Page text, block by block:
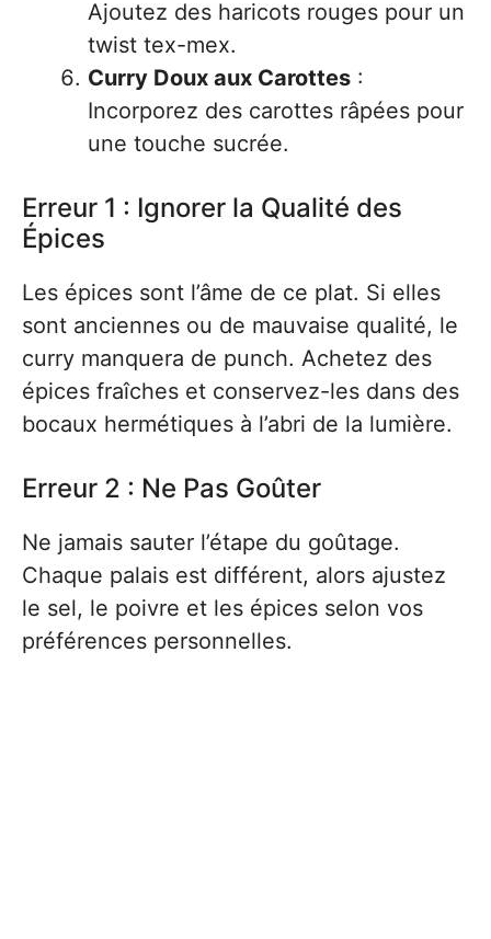
Ajoutez des haricots rouges pour un
twist tex-mex.
Curry Doux aux Carottes :
Incorporez des carottes râpées pour
une touche sucrée.
Erreur 1 : Ignorer la Qualité des
Épices
Les épices sont l’âme de ce plat. Si elles
sont anciennes ou de mauvaise qualité, le
curry manquera de punch. Achetez des
épices fraîches et conservez-les dans des
bocaux hermétiques à l’abri de la lumière.
Erreur 2 : Ne Pas Goûter
Ne jamais sauter l’étape du goûtage.
Chaque palais est différent, alors ajustez
le sel, le poivre et les épices selon vos
préférences personnelles.